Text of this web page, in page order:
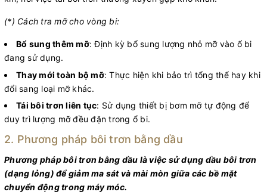
(*) Cách tra mỡ cho vòng bi:
Bổ sung thêm mỡ: Định kỳ bổ sung lượng nhỏ mỡ vào ổ bi
đang sử dụng.
Thay mới toàn bộ mỡ: Thực hiện khi bảo trì tổng thể hay khi
đổi sang loại mỡ khác.
Tái bôi trơn liên tục: Sử dụng thiết bị bơm mỡ tự động để
duy trì lượng mỡ đều đặn trong ổ bi.
2. Phương pháp bôi trơn bằng dầu
Phương pháp bôi trơn bằng dầu là việc sử dụng dầu bôi trơn
(dạng lỏng) để giảm ma sát và mài mòn giữa các bề mặt
chuyển động trong máy móc.